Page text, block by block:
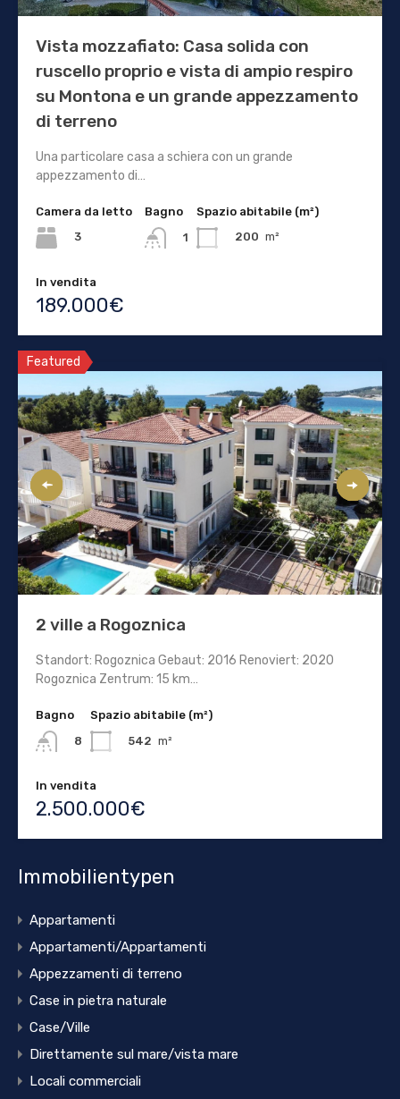
Vista mozzafiato: Casa solida con
ruscello proprio e vista di ampio respiro
su Montona e un grande appezzamento
di terreno
Una particolare casa a schiera con un grande
appezzamento di…
Camera da letto
3
Bagno
1
Spazio abitabile (m²)
200 m²
In vendita
189.000€
Featured
2 ville a Rogoznica
Standort: Rogoznica Gebaut: 2016 Renoviert: 2020
Rogoznica Zentrum: 15 km…
Bagno
8
Spazio abitabile (m²)
542 m²
In vendita
2.500.000€
Immobilientypen
Appartamenti
Appartamenti/Appartamenti
Appezzamenti di terreno
Case in pietra naturale
Case/Ville
Direttamente sul mare/vista mare
Locali commerciali